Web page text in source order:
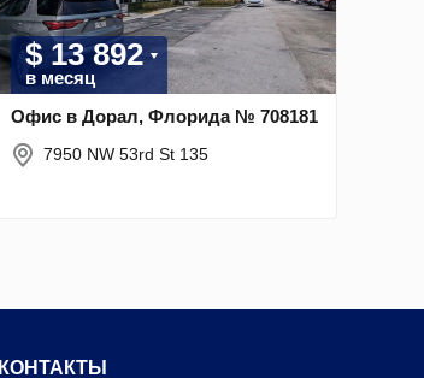
$ 13 892
в месяц
Офис в Дорал, Флорида № 708181
7950 NW 53rd St 135
КОНТАКТЫ